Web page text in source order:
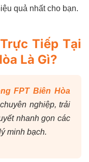
quả nhất cho bạn.
Tiếp Tại
Là Gì?
FPT Biên Hòa
nghiệp, trải
nhanh gọn các
minh bạch.